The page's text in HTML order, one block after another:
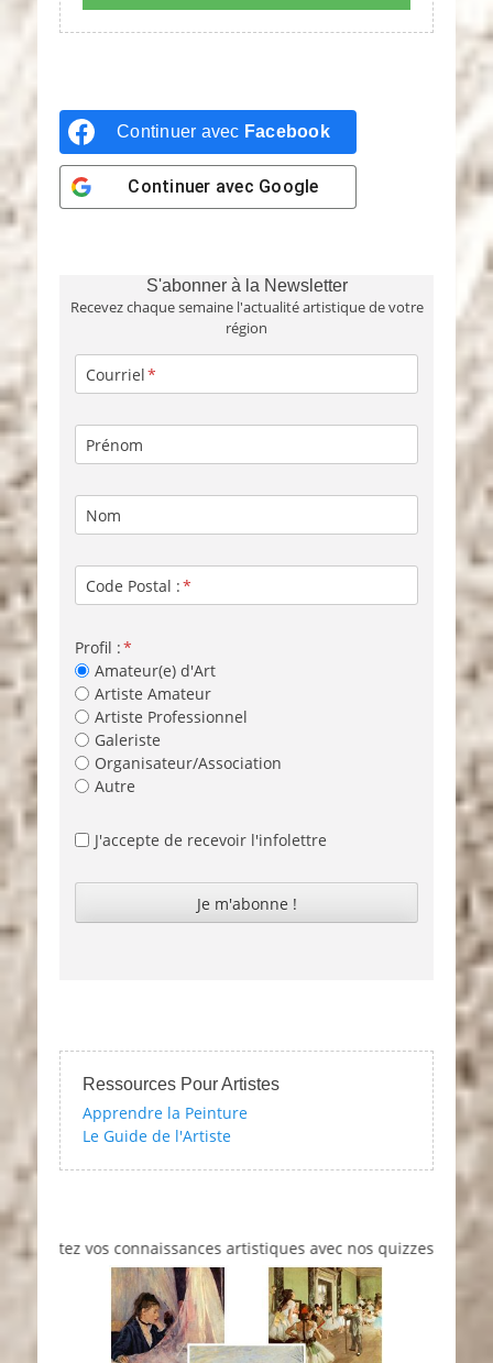
Continuer avec Facebook
Continuer avec Google
S'abonner à la Newsletter
Recevez chaque semaine l'actualité artistique de votre
région
Courriel
Prénom
Nom
Code Postal :
Profil :
Amateur(e) d'Art
Artiste Amateur
Artiste Professionnel
Galeriste
Organisateur/Association
Autre
J'accepte de recevoir l'infolettre
Ressources Pour Artistes
Apprendre la Peinture
Le Guide de l'Artiste
Testez vos connaissances artistiques avec nos quizzes sur